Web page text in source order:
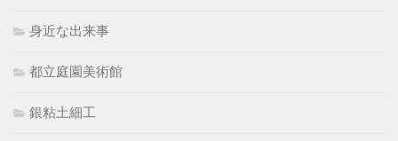
身近な出来事
都立庭園美術館
銀粘土細工